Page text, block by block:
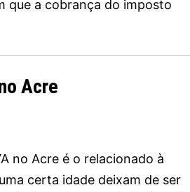
que a cobrança do imposto
Acre
no Acre é o relacionado à
certa idade deixam de ser